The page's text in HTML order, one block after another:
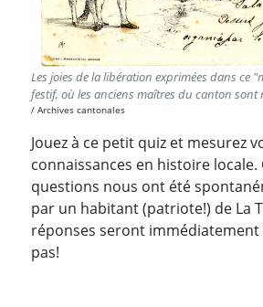
Les joies de la libération exprimées dans ce
festif, où les anciens maîtres du canton sont
Archives cantonales
Jouez à ce petit quiz et mesurez
connaissances en histoire locale.
questions nous ont été
par un habitant (patriote!) de La
réponses seront immédiatement
pas!